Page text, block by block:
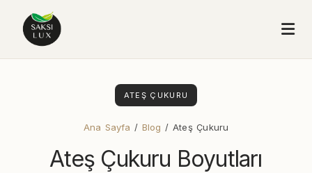
ATEŞ ÇUKURU
Ana Sayfa /Blog / Ateş Çukuru
Ateş Çukuru Boyutları